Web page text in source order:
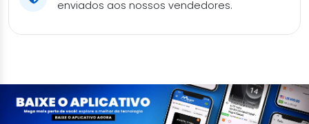
enviados aos nossos vendedores.